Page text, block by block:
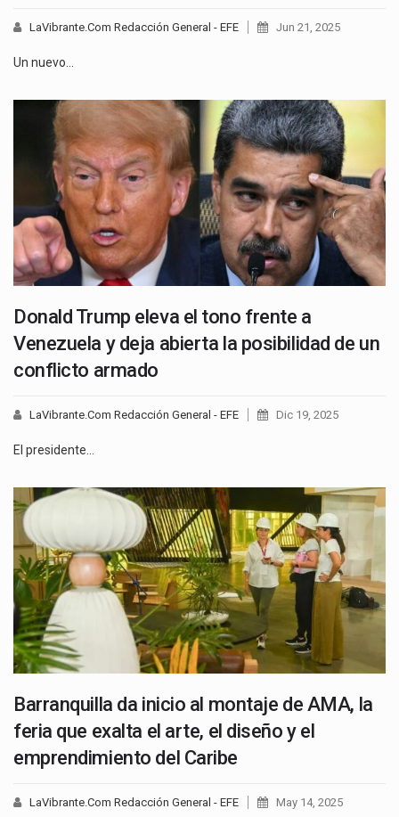
LaVibrante.Com Redacción General - EFE Jun 21, 2025
Un nuevo…
Donald Trump eleva el tono frente a
Venezuela y deja abierta la posibilidad de un
conflicto armado
LaVibrante.Com Redacción General - EFE Dic 19, 2025
El presidente…
Barranquilla da inicio al montaje de AMA, la
feria que exalta el arte, el diseño y el
emprendimiento del Caribe
LaVibrante.Com Redacción General - EFE May 14, 2025